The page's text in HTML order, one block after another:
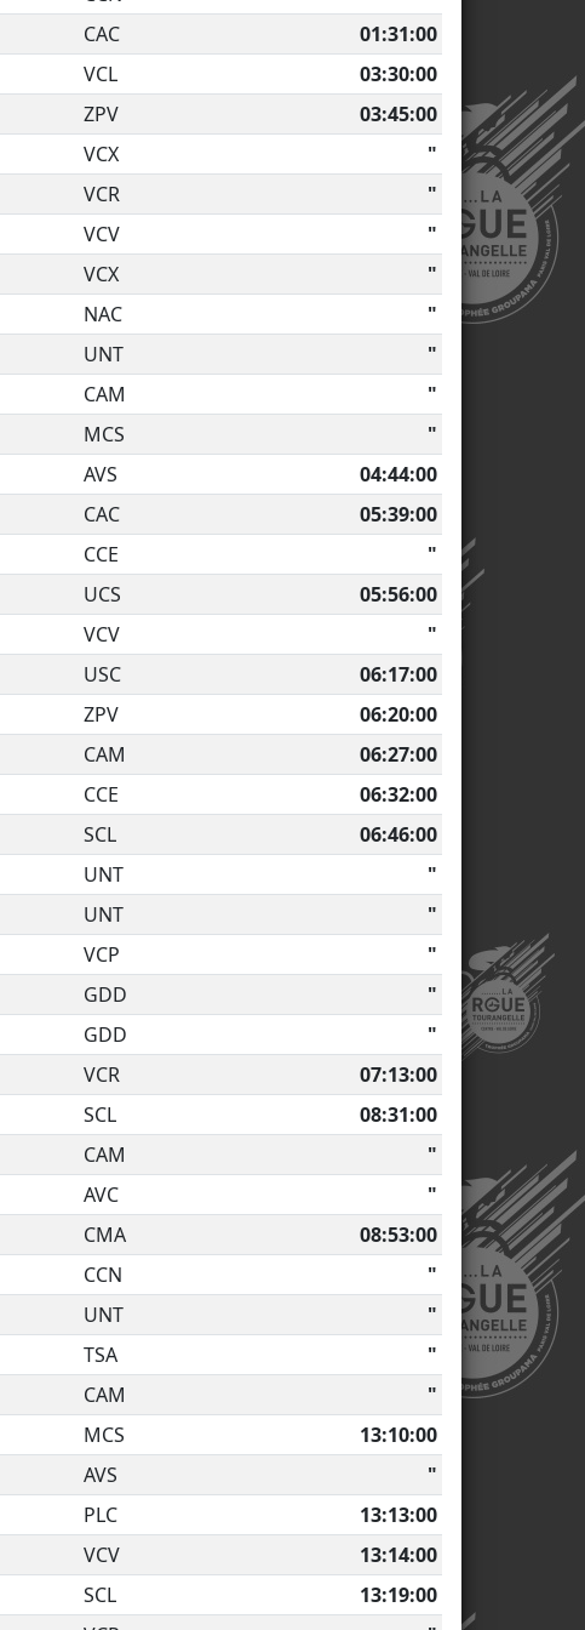
CAC
01:31:00
VCL
03:30:00
ZPV
03:45:00
VCX
"
VCR
"
VCV
"
VCX
"
NAC
"
UNT
"
CAM
"
MCS
"
AVS
04:44:00
CAC
05:39:00
CCE
"
UCS
05:56:00
VCV
"
USC
06:17:00
ZPV
06:20:00
CAM
06:27:00
CCE
06:32:00
SCL
06:46:00
UNT
"
UNT
"
VCP
"
GDD
"
GDD
"
VCR
07:13:00
SCL
08:31:00
CAM
"
AVC
"
CMA
08:53:00
CCN
"
UNT
"
TSA
"
CAM
"
MCS
13:10:00
AVS
"
PLC
13:13:00
VCV
13:14:00
SCL
13:19:00